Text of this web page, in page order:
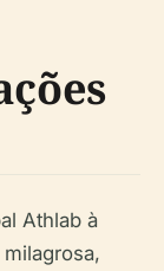
Athlab à